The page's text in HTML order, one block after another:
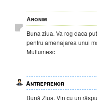
Anonim
Buna ziua. Va rog daca
pentru amenajarea unui
Multumesc
Antreprenor
Bună Ziua. Vin cu un